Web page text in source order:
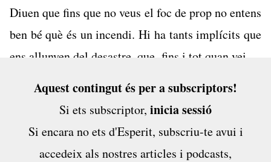
Diuen que fins que no veus el foc de prop no entens
ben bé què és un incendi. Hi ha tants implícits que
ens allunyen del desastre, que, fins i tot quan veiem
dir, realment, tenir la casa en flames. La vida en
societat descansa sobre una mena de pacte tàcit,
gairebé invisible, pel qual donem per fet moltes
Aquest contingut és per a subscriptors!
Si ets subscriptor, inicia sessió
Si encara no ets d'Esperit, subscriu-te avui i
accedeix als nostres articles i podcasts,